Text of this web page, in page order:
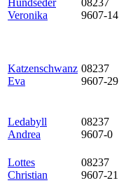
Hundseder
Veronika
08237
9607-14
Katzenschwanz
Eva
08237
9607-29
Ledabyll
Andrea
08237
9607-0
Lottes
Christian
08237
9607-21